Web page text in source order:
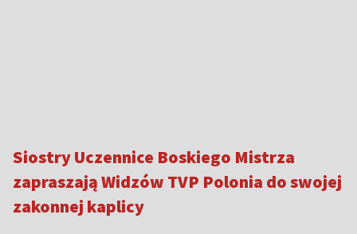
Siostry Uczennice Boskiego Mistrza
zapraszają Widzów TVP Polonia do swojej
zakonnej kaplicy